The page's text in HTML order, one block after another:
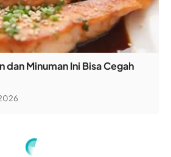
dan Minuman Ini Bisa Cegah